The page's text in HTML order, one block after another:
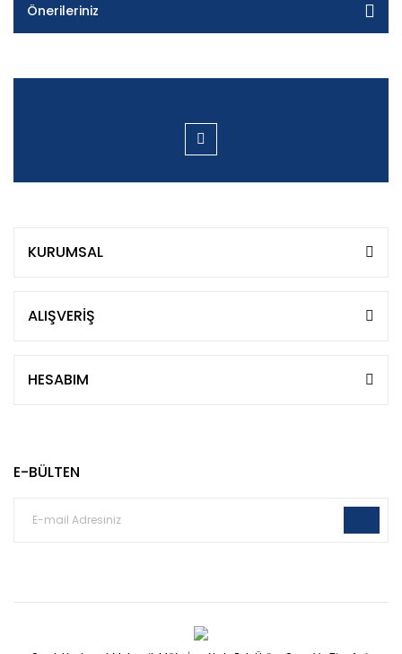
Önerileriniz
KURUMSAL
ALIŞVERİŞ
HESABIM
E-BÜLTEN